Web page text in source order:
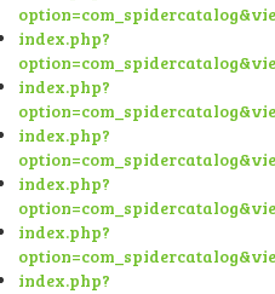
index.php?
index.php?
index.php?
index.php?
index.php?
index.php?